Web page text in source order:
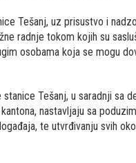
Tešanj, uz prisustvo i
radnje tokom kojih su
osobama koja se mogu
Tešanj, u saradnji sa
nastavljaju sa
te utvrđivanju svih